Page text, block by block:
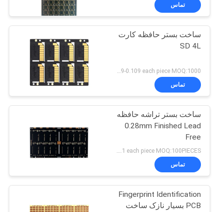
درخواست
نقل قول
سایت
PRIVACY
POLICY
تماس
ساخت بستر حافظه کارت
SD 4L
US 0.089-0.109 each piece MOQ:1000 قطعه
تماس
ساخت بستر تراشه حافظه
0.28mm Finished Lead
Free
تماس
Fingerprint Identification
PCB بسیار نازک ساخت